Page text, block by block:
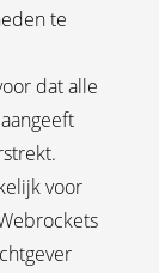
te
dat alle
voor